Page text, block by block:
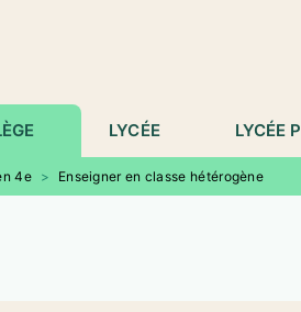
LYCÉE LYCÉE
4e > Enseigner en classe hétérogène